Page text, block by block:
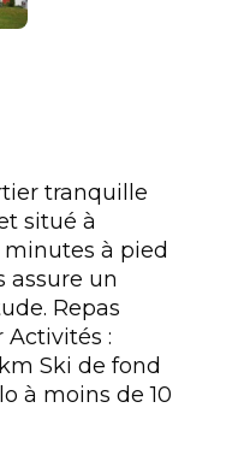
tranquille
situé à
à pied
assure un
Repas
Activités :
Ski de fond
à moins de 10